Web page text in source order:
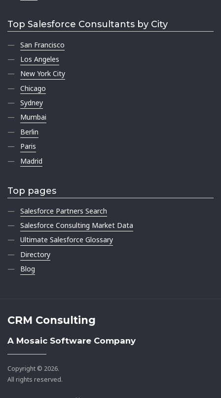
Top Salesforce Consultants by City
San Francisco
Los Angeles
New York City
Chicago
Sydney
Mumbai
Berlin
Paris
Madrid
Top pages
Salesforce Partners Search
Salesforce Consulting Market Data
Ultimate Salesforce Glossary
Directory
Blog
CRM Consulting
A Mosaic Software Company
Copyright © 2026.
All rights reserved.